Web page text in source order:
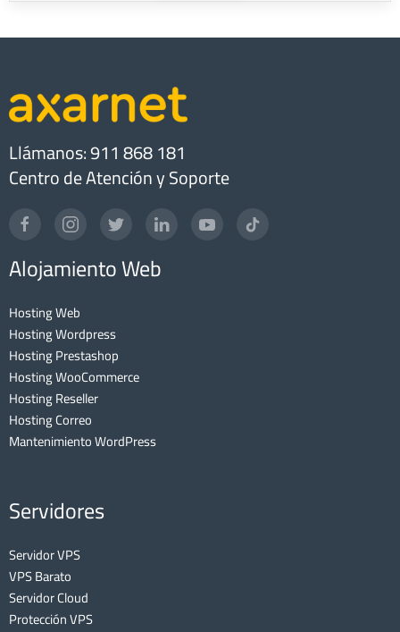
Llámanos: 911 868 181
Centro de Atención y Soporte
Alojamiento Web
Hosting Web
Hosting Wordpress
Hosting Prestashop
Hosting WooCommerce
Hosting Reseller
Hosting Correo
Mantenimiento WordPress
Servidores
Servidor VPS
VPS Barato
Servidor Cloud
Protección VPS